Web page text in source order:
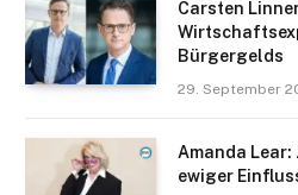
Carsten
Bürgergelds
29. September
Amanda
ewiger